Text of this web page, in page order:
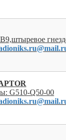
G510-Q50-00